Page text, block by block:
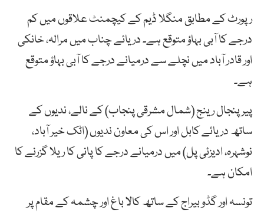
رپورٹ کے مطابق منگلا ڈیم کے کیچمنٹ علاقوں میں کم
درجے کا آبی بہاؤ متوقع ہے۔ دریائے چناب میں مرالہ، خانکی
اور قادر آباد میں نچلے سے درمیانے درجے کا آبی بہاؤ متوقع
ہے۔
پیر پنجال رینج (شمال مشرقی پنجاب) کے نالے، ندیوں کے
ساتھ دریائے کابل اور اس کی معاون ندیوں (اٹک خیر آباد،
نوشہرہ، ادیزئی پل) میں درمیانے درجے کا پانی کا ریلا گزرنے کا
امکان ہے۔
تونسہ اور گڈو بیراج کے ساتھ کالا باغ اور چشمہ کے مقام پر